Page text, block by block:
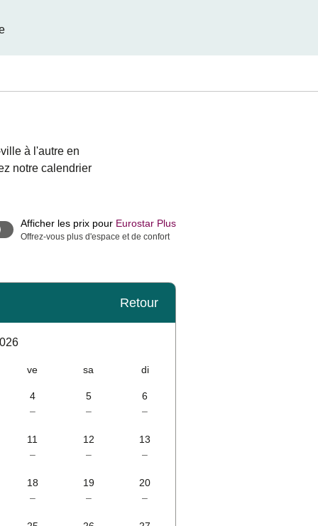
à l'autre en
notre calendrier
Afficher les prix pour Eurostar Plus
Offrez-vous plus d'espace et de confort
Retour
ve sa di
4
–
5
–
6
–
11
–
12
–
13
–
18
–
19
–
20
–